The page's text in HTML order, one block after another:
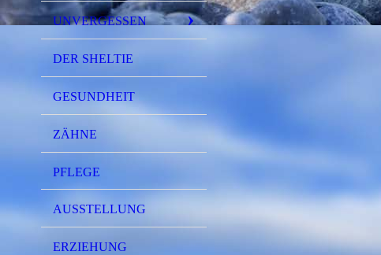
UNVERGESSEN
DER SHELTIE
GESUNDHEIT
ZÄHNE
PFLEGE
AUSSTELLUNG
ERZIEHUNG